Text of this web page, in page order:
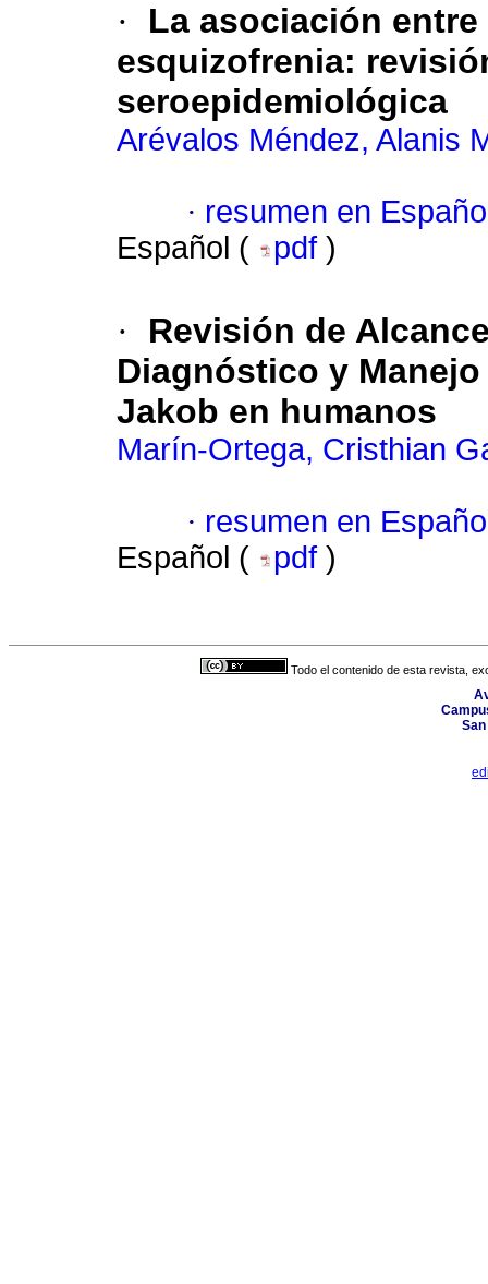
·
La asociación entre
esquizofrenia:
seroepidemiológica
Arévalos Méndez, Alanis
· resumen en
Español (
pdf )
·
Revisión de
Diagnóstico y
Jakob en humanos
Marín-Ortega, Cristhian
· resumen en
Español (
pdf )
Todo el contenido de esta revista,